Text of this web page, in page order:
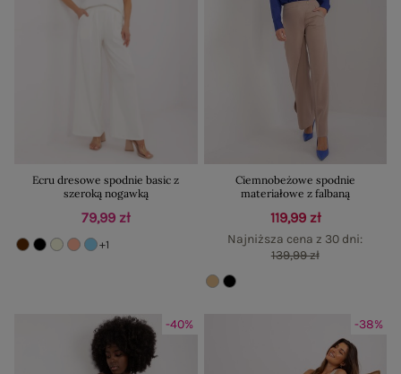
Ecru dresowe spodnie basic z
szeroką nogawką
79,99 zł
+1
Ciemnobeżowe spodnie
materiałowe z falbaną
119,99 zł
Najniższa cena z 30 dni:
139,99 zł
-40% -38%